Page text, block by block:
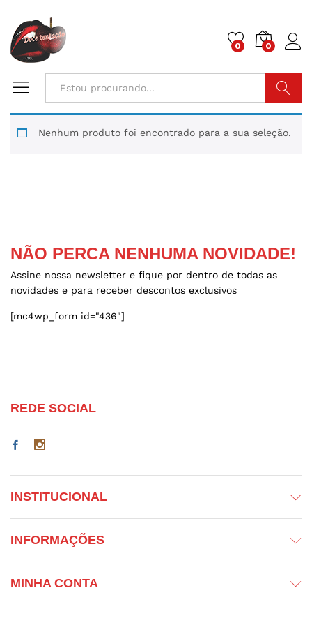
0 0
Nenhum produto foi encontrado para a sua seleção.
NÃO PERCA NENHUMA NOVIDADE!
Assine nossa newsletter e fique por dentro de todas as
novidades e para receber descontos exclusivos
[mc4wp_form id="436"]
REDE SOCIAL
INSTITUCIONAL
INFORMAÇÕES
MINHA CONTA